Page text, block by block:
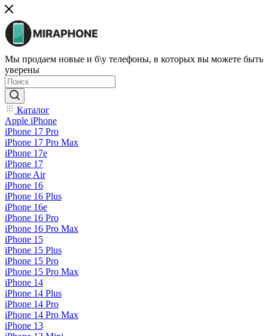
Мы продаем новые и б\у телефоны, в которых вы можете быть
уверены
Каталог
Apple iPhone
iPhone 17 Pro
iPhone 17 Pro Max
iPhone 17e
iPhone 17
iPhone Air
iPhone 16
iPhone 16 Plus
iPhone 16e
iPhone 16 Pro
iPhone 16 Pro Max
iPhone 15
iPhone 15 Plus
iPhone 15 Pro
iPhone 15 Pro Max
iPhone 14
iPhone 14 Plus
iPhone 14 Pro
iPhone 14 Pro Max
iPhone 13